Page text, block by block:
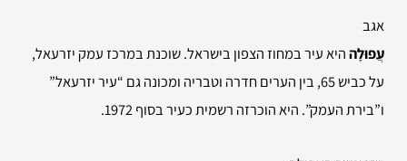
אגב
עֲפוּלָההיא עיר במחוז הצפון בישראל. שוכנת במרכז עמק יזרעאל,
על כביש 65, בין הערים חדרה וטבריה ומכונה גם “עיר יזרעאל”
ו”בירת העמק”. היא הוכרזה רשמית כעיר בסוף 1972
.